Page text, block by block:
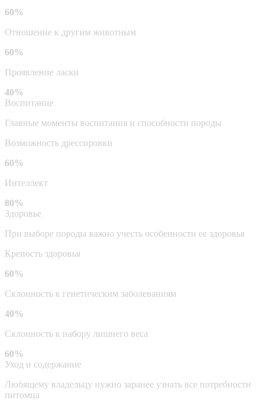
60%
Отношение к другим животным
60%
Проявление ласки
40%
Воспитание
Главные моменты воспитания и способности породы
Возможность дрессировки
60%
Интеллект
80%
Здоровье
При выборе породы важно учесть особенности ее здоровья
Крепость здоровья
60%
Склонность к генетическим заболеваниям
40%
Склонность к набору лишнего веса
60%
Уход и содержание
Любящему владельцу нужно заранее узнать все потребности
питомца